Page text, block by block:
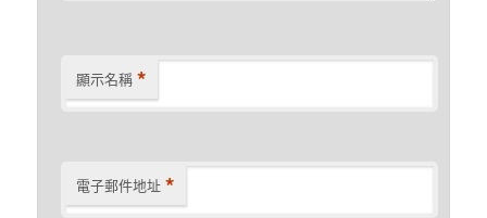
顯示名稱 *
電子郵件地址 *